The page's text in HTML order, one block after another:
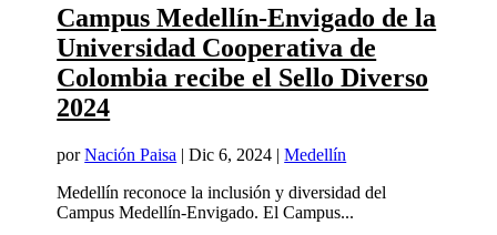
Campus Medellín-Envigado de la
Universidad Cooperativa de
Colombia recibe el Sello Diverso
2024
porNación Paisa |Dic 6, 2024 |Medellín
Medellín reconoce la inclusión y diversidad del
Campus Medellín-Envigado. El Campus...